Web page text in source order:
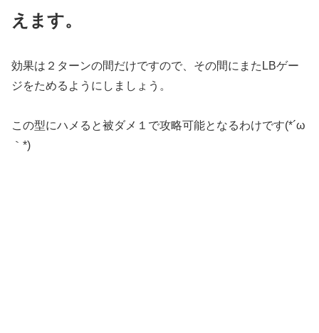
えます。
効果は２ターンの間だけですので、その間にまたLBゲー
ジをためるようにしましょう。
この型にハメると被ダメ１で攻略可能となるわけです(*´ω
｀*)